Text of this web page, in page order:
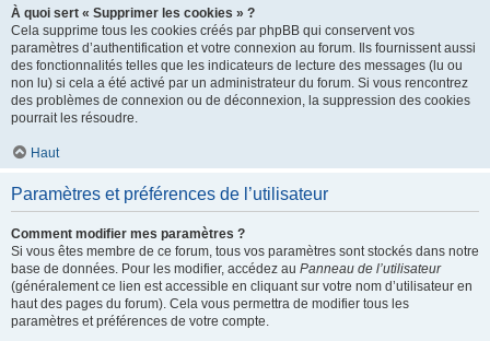
À quoi sert « Supprimer les cookies » ?
Cela supprime tous les cookies créés par phpBB qui conservent vos
paramètres d’authentification et votre connexion au forum. Ils fournissent aussi
des fonctionnalités telles que les indicateurs de lecture des messages (lu ou
non lu) si cela a été activé par un administrateur du forum. Si vous rencontrez
des problèmes de connexion ou de déconnexion, la suppression des cookies
pourrait les résoudre.
Haut
Paramètres et préférences de l’utilisateur
Comment modifier mes paramètres ?
Si vous êtes membre de ce forum, tous vos paramètres sont stockés dans notre
base de données. Pour les modifier, accédez au Panneau de l’utilisateur
(généralement ce lien est accessible en cliquant sur votre nom d’utilisateur en
haut des pages du forum). Cela vous permettra de modifier tous les
paramètres et préférences de votre compte.